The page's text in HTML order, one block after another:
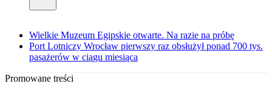
Wielkie Muzeum Egipskie otwarte. Na razie na próbę
Port Lotniczy Wrocław pierwszy raz obsłużył ponad 700 tys.
pasażerów w ciągu miesiąca
Promowane treści